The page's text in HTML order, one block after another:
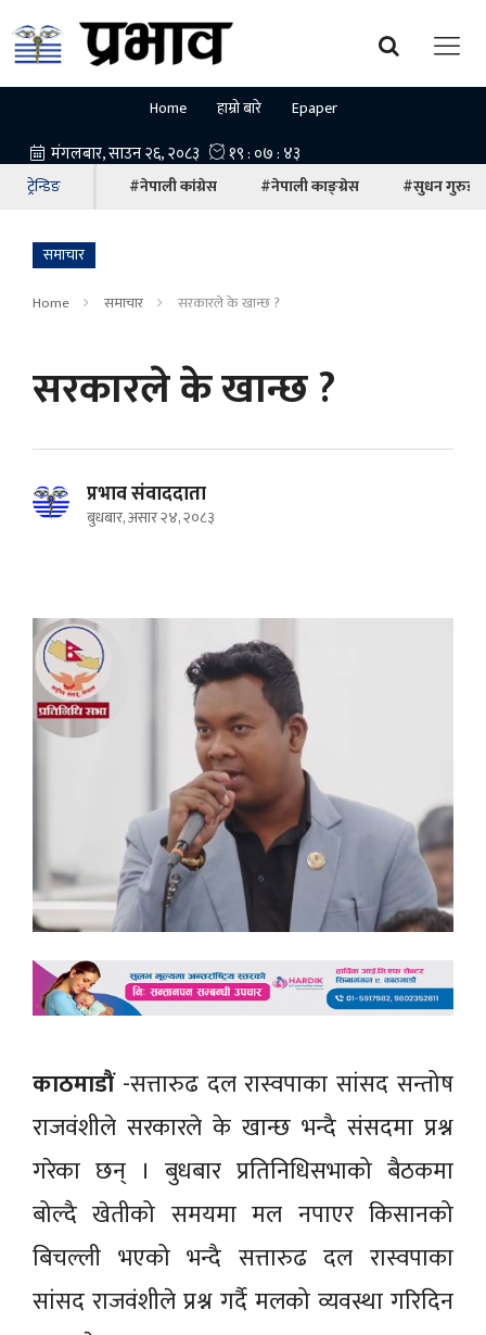
Home हाम्रो बारे Epaper
ट्रेन्डिङ #नेपाली कांग्रेस #नेपाली काङ्ग्रेस #सुधन गुरुङ
समाचार
Home समाचार सरकारले के खान्छ ?
सरकारले के खान्छ ?
प्रभाव संवाददाता
बुधबार, असार २४, २०८३
काठमाडाैं-सत्तारुढ दल रास्वपाका सांसद सन्तोष
राजवंशीले सरकारले के खान्छ भन्दै स‌ंसदमा प्रश्न
गरेका छन् । बुधबार प्रतिनिधिसभाको बैठकमा
बोल्दै खेतीको समयमा मल नपाएर किसानको
बिचल्ली भएको भन्दै सत्तारुढ दल रास्वपाका
सांसद राजवंशीले प्रश्न गर्दै मलको व्यवस्था गरिदिन